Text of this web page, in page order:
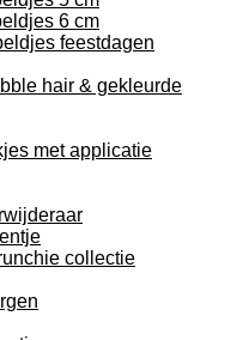
6 cm
feestdagen
hair & gekleurde
met applicatie
collectie